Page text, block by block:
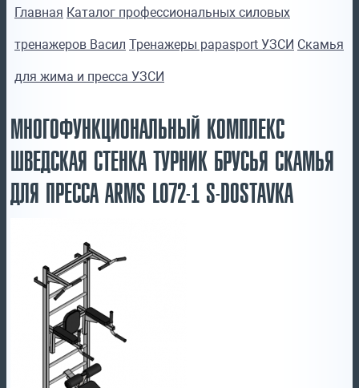
Главная Каталог профессиональных силовых
тренажеров Васил Тренажеры papasport УЗСИ Скамья
для жима и пресса УЗСИ
МНОГОФУНКЦИОНАЛЬНЫЙ КОМПЛЕКС
ШВЕДСКАЯ СТЕНКА ТУРНИК БРУСЬЯ СКАМЬЯ
ДЛЯ ПРЕССА ARMS L072-1 S-DOSTAVKA